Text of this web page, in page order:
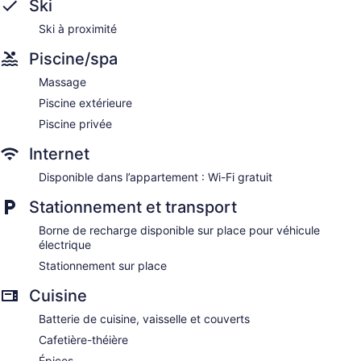
Ski
Ski à proximité
Piscine/spa
Massage
Piscine extérieure
Piscine privée
Internet
Disponible dans l’appartement : Wi-Fi gratuit
Stationnement et transport
Borne de recharge disponible sur place pour véhicule
électrique
Stationnement sur place
Cuisine
Batterie de cuisine, vaisselle et couverts
Cafetière-théière